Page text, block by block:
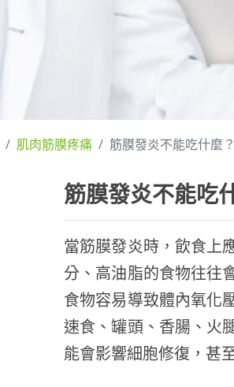
肌肉筋膜疼痛 筋膜發炎不能吃什麼？
筋膜發炎不能吃
當筋膜發炎時，飲食上
分、高油脂的食物往往
食物容易導致體內氧化
速食、罐頭、香腸、火
能會影響細胞修復，甚